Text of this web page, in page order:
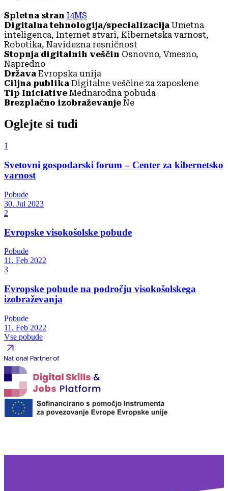
Spletna stran I4MS
Digitalna tehnologija/specializacija Umetna
inteligenca, Internet stvari, Kibernetska varnost,
Robotika, Navidezna resničnost
Stopnja digitalnih veščin Osnovno, Vmesno,
Napredno
Država Evropska unija
Ciljna publika Digitalne veščine za zaposlene
Tip Iniciative Mednarodna pobuda
Brezplačno izobraževanje Ne
Oglejte si tudi
1
Svetovni gospodarski forum – Center za kibernetsko
varnost
Pobude
30. Jul 2023
2
Evropske visokošolske pobude
Pobude
11. Feb 2022
3
Evropske pobude na področju visokošolskega
izobraževanja
Pobude
11. Feb 2022
Vse pobude